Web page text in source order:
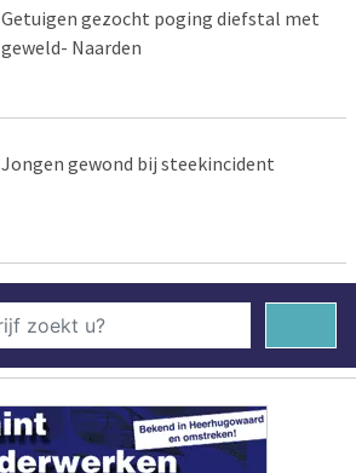
Getuigen gezocht poging diefstal met
geweld- Naarden
Jongen gewond bij steekincident